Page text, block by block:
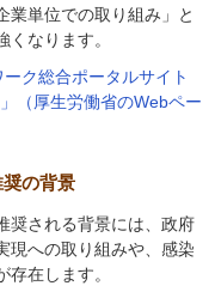
業単位での取り組み」と
くなります。
ク総合ポータルサイト
（厚生労働省のWebペー
の背景
奨される背景には、政府
現への取り組みや、感染
在します。